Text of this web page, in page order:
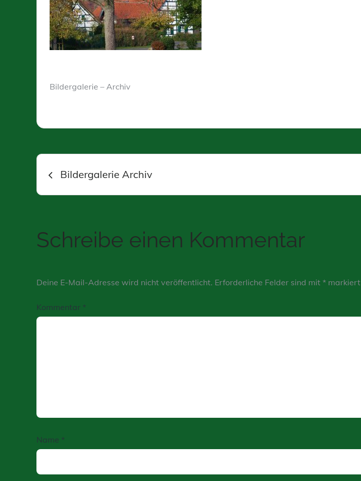
Bildergalerie – Archiv
Beitragsnavigation
Bildergalerie Archiv
Schreibe einen Kommentar
Deine E-Mail-Adresse wird nicht veröffentlicht. Erforderliche Felder sind mit * markiert
Kommentar *
Name *